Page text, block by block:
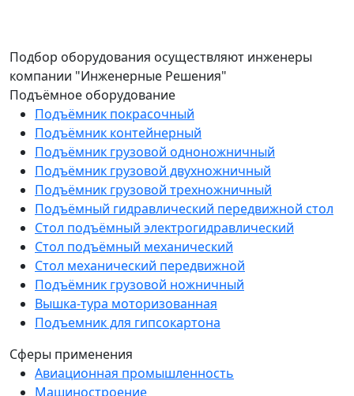
Подбор оборудования осуществляют инженеры
компании "Инженерные Решения"
Подъёмное оборудование
Подъёмник покрасочный
Подъёмник контейнерный
Подъёмник грузовой одноножничный
Подъёмник грузовой двухножничный
Подъёмник грузовой трехножничный
Подъёмный гидравлический передвижной стол
Стол подъёмный электрогидравлический
Стол подъёмный механический
Стол механический передвижной
Подъёмник грузовой ножничный
Вышка-тура моторизованная
Подъемник для гипсокартона
Сферы применения
Авиационная промышленность
Машиностроение